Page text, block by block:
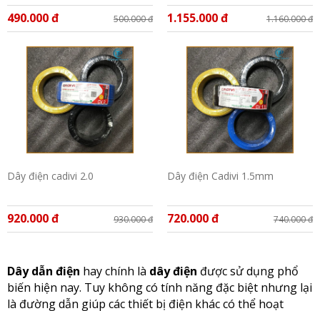
490.000 đ 500.000 đ 1.155.000 đ 1.160.000 đ
Dây điện cadivi 2.0
920.000 đ 930.000 đ
Dây điện Cadivi 1.5mm
720.000 đ 740.000 đ
Dây dẫn điện hay chính là dây điện được sử dụng phổ
biến hiện nay. Tuy không có tính năng đặc biệt nhưng lại
là đường dẫn giúp các thiết bị điện khác có thể hoạt